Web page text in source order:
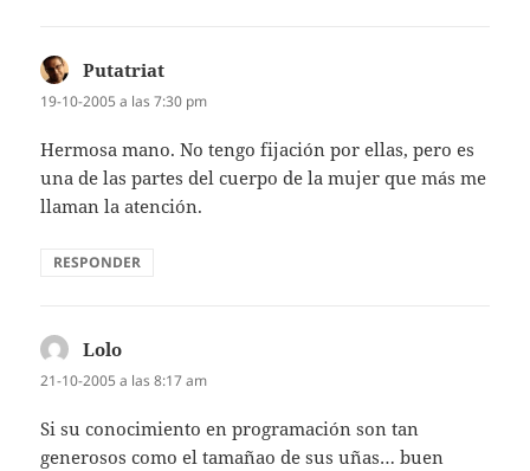
Putatriat
19-10-2005 a las 7:30 pm
Hermosa mano. No tengo fijación por ellas, pero es
una de las partes del cuerpo de la mujer que más me
llaman la atención.
RESPONDER
Lolo
21-10-2005 a las 8:17 am
Si su conocimiento en programación son tan
generosos como el tamañao de sus uñas… buen